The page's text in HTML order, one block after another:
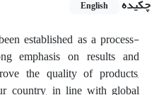
چکیده
English
established as a process-
emphasis on results and
the quality of products,
country, in line with global